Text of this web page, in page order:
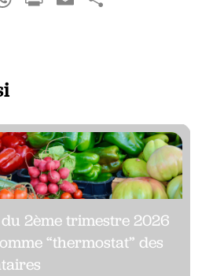
2ème trimestre 2026
“thermostat” des